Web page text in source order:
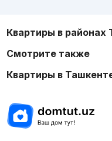
Квартиры в районах
Смотрите также
Квартиры в